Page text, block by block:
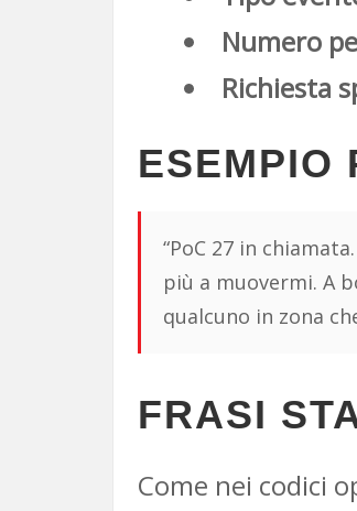
Numero
Richiesta
ESEMPIO
“PoC 27 in
più a muovermi. A
qualcuno in zona
FRASI
Come nei codici